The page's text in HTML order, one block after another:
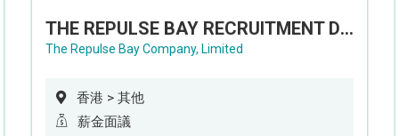
THE REPULSE BAY RECRUITMENT DAY 淺水灣影灣園人才招聘會
The Repulse Bay Company, Limited
香港 > 其他
薪金面議